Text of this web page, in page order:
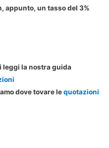
appunto, un tasso del 3%
leggi la nostra guida
dove tovare lequotazioni